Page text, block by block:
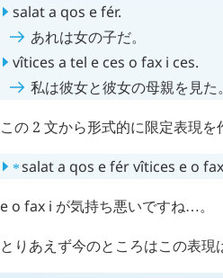
salata qos efér.
あれは女の子だ。
vîtices a tel e ces o fax i ces.
私は彼女と彼女の母親を見た。
この 2 文から形式的に限定表現
⁎salata qos eférvîtices e o fax
e o fax i が気持ち悪いですね…。
とりあえず今のところはこの表現